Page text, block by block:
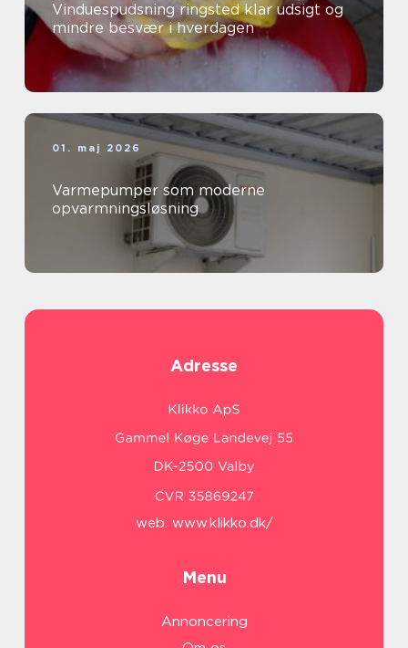
Vinduespudsning ringsted klar udsigt og
mindre besvær i hverdagen
01. maj 2026
Varmepumper som moderne
opvarmningsløsning
Adresse
web: www.klikko.dk/
Menu
Annoncering